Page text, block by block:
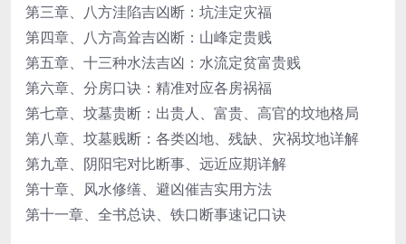
第三章、八方洼陷吉凶断：坑洼定灾福
第四章、八方高耸吉凶断：山峰定贵贱
第五章、十三种水法吉凶：水流定贫富贵贱
第六章、分房口诀：精准对应各房祸福
第七章、坟墓贵断：出贵人、富贵、高官的坟地格局
第八章、坟墓贱断：各类凶地、残缺、灾祸坟地详解
第九章、阴阳宅对比断事、远近应期详解
第十章、风水修缮、避凶催吉实用方法
第十一章、全书总诀、铁口断事速记口诀